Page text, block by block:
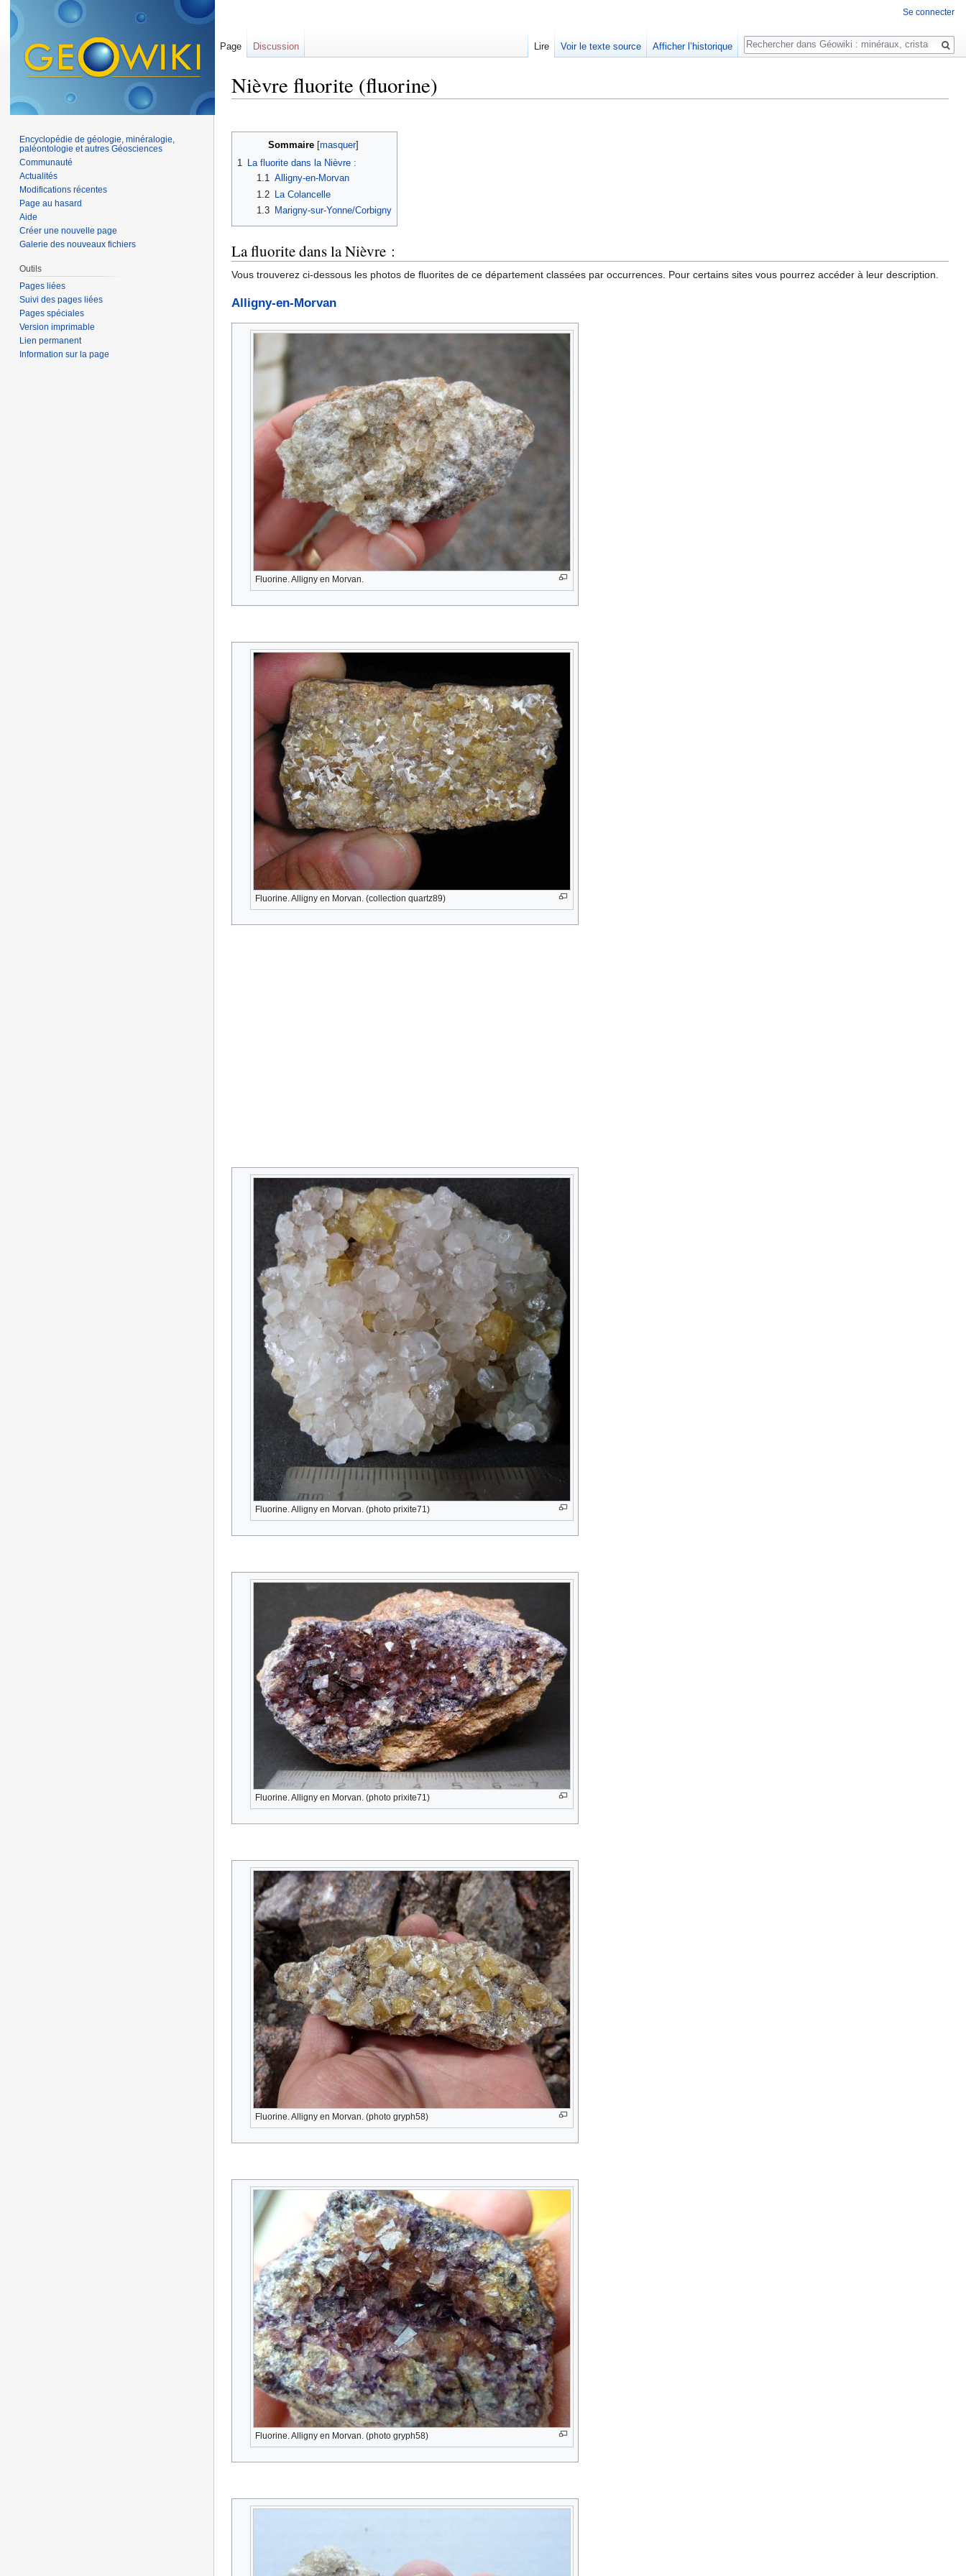
Nièvre fluorite (fluorine)
Sommaire[ masquer]
1 La fluorite dans la Nièvre :
1.1 Alligny-en-Morvan
1.2
La Colancelle
1.3
Marigny-sur-Yonne/Corbigny
La fluorite dans la Nièvre :
Vous trouverez ci-dessous les photos de fluorites de ce département classées par occurrences. Pour certains sites vous pourrez accéder à leur description.
Alligny-en-Morvan
Fluorine. Alligny en Morvan.
Fluorine. Alligny en Morvan. (collection quartz89)
Fluorine. Alligny en Morvan. (photo prixite71)
Fluorine. Alligny en Morvan. (photo prixite71)
Fluorine. Alligny en Morvan. (photo gryph58)
Fluorine. Alligny en Morvan. (photo gryph58)
Se connecter
Page Discussion Lire Voir le texte source Afficher l’historique
Rechercher
Encyclopédie de géologie, minéralogie,
paléontologie et autres Géosciences
Communauté
Actualités
Modifications récentes
Page au hasard
Aide
Créer une nouvelle page
Galerie des nouveaux fichiers
Outils
Pages liées
Suivi des pages liées
Pages spéciales
Version imprimable
Lien permanent
Information sur la page